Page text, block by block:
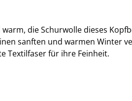
die Schurwolle dieses
sanften und warmen Winter
Textilfaser für ihre Feinheit.